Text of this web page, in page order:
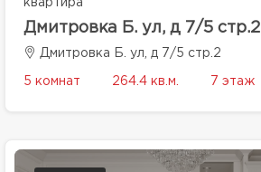
квартира
Дмитровка Б. ул, д 7/5 стр.2
Дмитровка Б. ул, д 7/5 стр.2
5 комнат 264.4 кв.м. 7 этаж